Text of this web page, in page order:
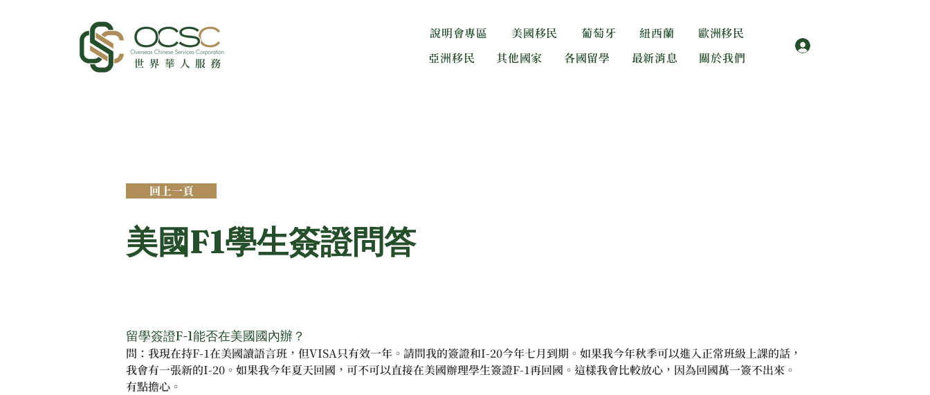
說明會專區 美國移民 葡萄牙 紐西蘭
歐洲移民
亞洲移民
其他國家 各國留學 最新消息 關於我們
回上一頁
美國F1學生簽證問答
留學簽證F-1能否在美國國內辦？
問：我現在持F-1在美國讀語言班，但VISA只有效一年。請問我的簽證和I-20今年七月到期。如果我今年秋季可以進入正常班級上課的話，
我會有一張新的I-20。如果我今年夏天回國，可不可以直接在美國辦理學生簽證F-1再回國。這樣我會比較放心，因為回國萬一簽不出來。
有點擔心。